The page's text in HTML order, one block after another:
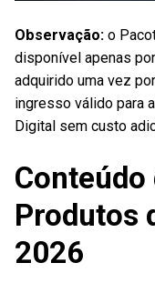
Observação: o
disponível apenas
adquirido uma vez
ingresso válido para
Digital sem custo
Conteúdo
Produtos
2026